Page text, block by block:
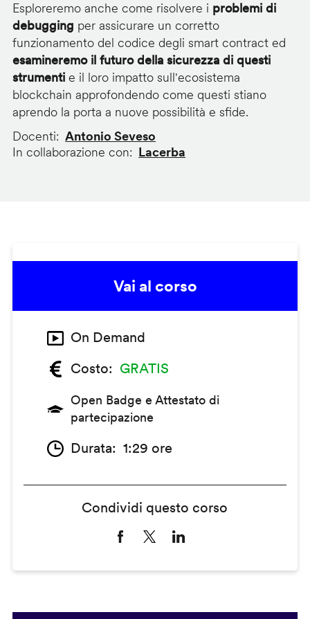
Esploreremo anche come risolvere i problemi di
debugging per assicurare un corretto
funzionamento del codice degli smart contract ed
esamineremo il futuro della sicurezza di questi
strumentie il loro impatto sull'ecosistema
blockchain approfondendo come questi stiano
aprendo la porta a nuove possibilità e sfide.
Docenti
Antonio Seveso
In collaborazione con
Lacerba
Vai al corso
On Demand
Costo
GRATIS
Open Badge e Attestato di
partecipazione
Durata 1:29 ore
Condividi questo corso